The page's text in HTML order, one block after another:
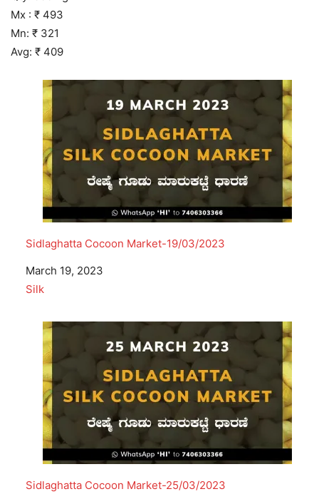
Mx : ₹ 493
Mn: ₹ 321
Avg: ₹ 409
Sidlaghatta Cocoon Market-19/03/2023
Date
March 19, 2023
In relation to
Silk
Sidlaghatta Cocoon Market-25/03/2023